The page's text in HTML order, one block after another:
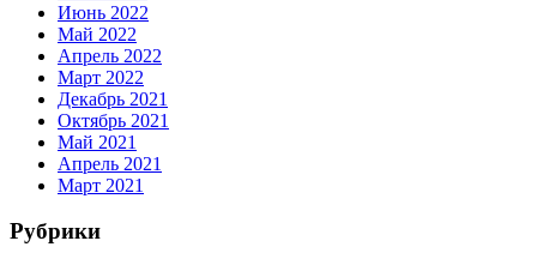
Июнь 2022
Май 2022
Апрель 2022
Март 2022
Декабрь 2021
Октябрь 2021
Май 2021
Апрель 2021
Март 2021
Рубрики